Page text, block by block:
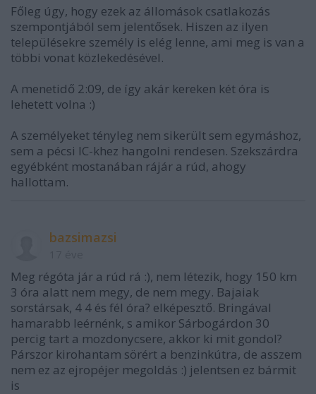
Főleg úgy, hogy ezek az állomások csatlakozás
szempontjából sem jelentősek. Hiszen az ilyen
településekre személy is elég lenne, ami meg is van a
többi vonat közlekedésével.
A menetidő 2:09, de így akár kereken két óra is
lehetett volna :)
A személyeket tényleg nem sikerült sem egymáshoz,
sem a pécsi IC-khez hangolni rendesen. Szekszárdra
egyébként mostanában rájár a rúd, ahogy
hallottam.
bazsimazsi
Meg régóta jár a rúd rá :), nem létezik, hogy 150 km
3 óra alatt nem megy, de nem megy. Bajaiak
sorstársak, 4 4 és fél óra? elképesztő. Bringával
hamarabb leérnénk, s amikor Sárbogárdon 30
percig tart a mozdonycsere, akkor ki mit gondol?
Párszor kirohantam sörért a benzinkútra, de asszem
nem ez az ejropéjer megoldás :) jelentsen ez bármit
is